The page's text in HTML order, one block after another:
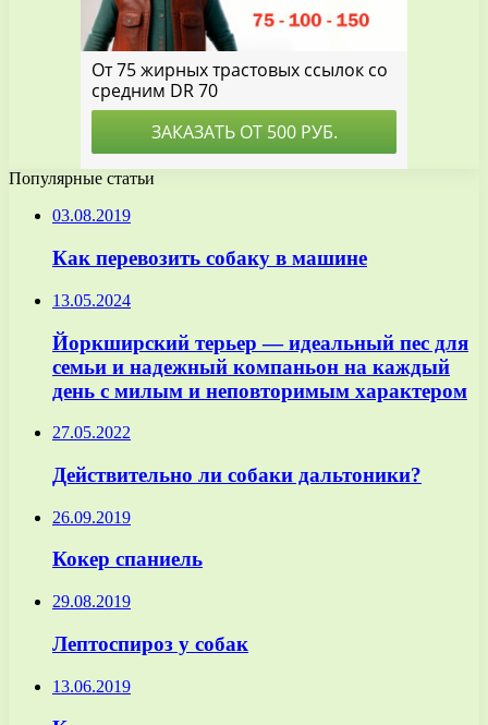
Популярные статьи
03.08.2019
Как перевозить собаку в машине
13.05.2024
Йоркширский терьер — идеальный пес для
семьи и надежный компаньон на каждый
день с милым и неповторимым характером
27.05.2022
Действительно ли собаки дальтоники?
26.09.2019
Кокер спаниель
29.08.2019
Лептоспироз у собак
13.06.2019